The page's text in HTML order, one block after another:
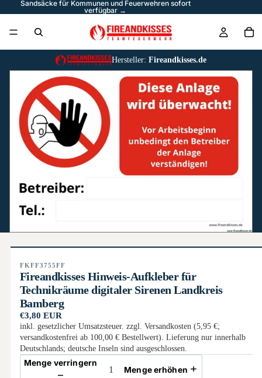
Sandsäcke für Kommunen und Feuerwehren sofort
verfügbar →
Hersteller: Fireandkisses.de
FKFF3755FF
Fireandkisses Hinweis-Aufkleber für
Technikräume digitaler Sirenen Landkreis
Bamberg
€3,80 EUR
inkl. gesetzlicher Umsatzsteuer. zzgl. Versandkosten (5,95 €;
versandkostenfrei ab 100,00 € Bestellwert). Lieferung nur innerhalb
Deutschlands; deutsche Inseln sind ausgeschlossen.
Menge verringern
Menge erhöhen